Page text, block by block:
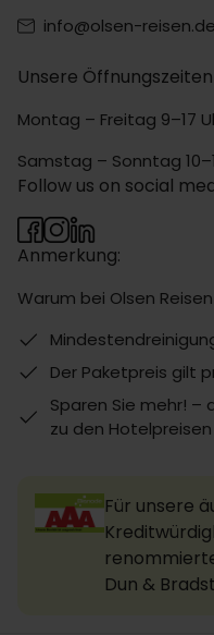
info@olsen-reisen.de
Unsere Öffnungszeiten
Montag – Freitag 9–17
Samstag – Sonntag
Anmerkung:
Warum bei Olsen
Der Paketpreis gilt
Sparen Sie mehr! –
zu den Hotelpreisen
Follow us on social
Für unsere
Dun &